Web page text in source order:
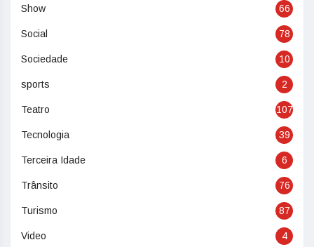
Show 66
Social 78
Sociedade 10
sports 2
Teatro 107
Tecnologia 39
Terceira Idade 6
Trânsito 76
Turismo 87
Video 4